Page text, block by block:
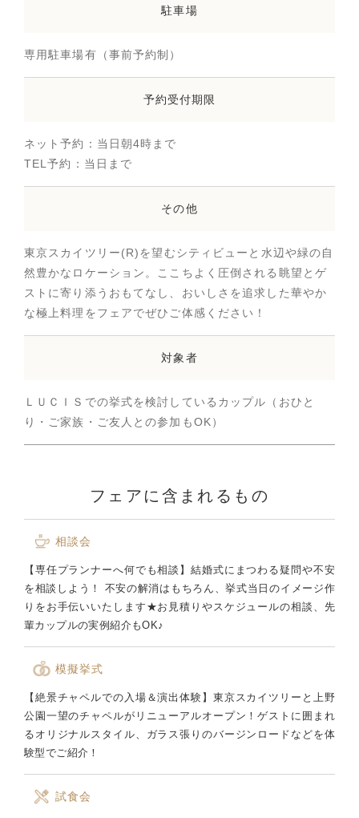
駐車場
専用駐車場有（事前予約制）
予約受付期限
ネット予約：当日朝4時まで
TEL予約：当日まで
その他
東京スカイツリー(R)を望むシティビューと水辺や緑の自
然豊かなロケーション。ここちよく圧倒される眺望とゲ
ストに寄り添うおもてなし、おいしさを追求した華やか
な極上料理をフェアでぜひご体感ください！
対象者
ＬＵＣＩＳでの挙式を検討しているカップル（おひと
り・ご家族・ご友人との参加もOK）
フェアに含まれるもの
相談会
【専任プランナーへ何でも相談】結婚式にまつわる疑問や不安
を相談しよう！ 不安の解消はもちろん、挙式当日のイメージ作
りをお手伝いいたします★お見積りやスケジュールの相談、先
輩カップルの実例紹介もOK♪
模擬挙式
【絶景チャペルでの入場＆演出体験】東京スカイツリーと上野
公園一望のチャペルがリニューアルオープン！ゲストに囲まれ
るオリジナルスタイル、ガラス張りのバージンロードなどを体
験型でご紹介！
試食会